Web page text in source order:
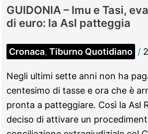
del
Papa
GUIDONIA – Imu e Tasi,
di euro: la Asl patteggia
Cronaca, Tiburno Quotidiano /
Negli ultimi sette anni non ha
centesimo di tasse e ora che è
pronta a patteggiare. Così la Asl
deciso di attivare un